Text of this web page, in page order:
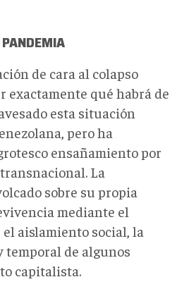
de cara al colapso
exactamente qué habrá de
esta situación
pero ha
ensañamiento por
La
sobre su propia
mediante el
aislamiento social, la
temporal de algunos
capitalista.